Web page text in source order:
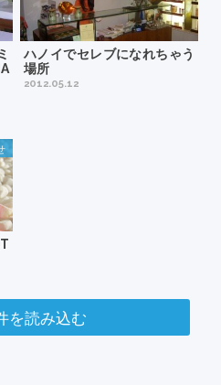
ハノイでセレブになれちゃう
場所
2012.05.12
を読み込む